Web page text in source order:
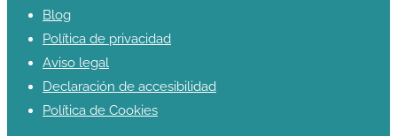
Blog
Política de privacidad
Aviso legal
Declaración de accesibilidad
Política de Cookies